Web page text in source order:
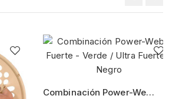
Combinación Power-Web